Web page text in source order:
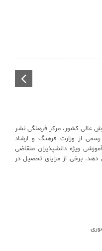
عالی کشور، مرکز فرهنگی نشر
رسمی از وزارت فرهنگ و ارشاد
ویژه دانشپذیران متقاضی
دهد. برخی از مزایای تحصیل در